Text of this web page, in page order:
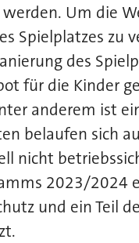
Um die
Spielplatzes zu
des
für die Kinder
anderem ist
belaufen sich
nicht
2023/2024
und ein Teil